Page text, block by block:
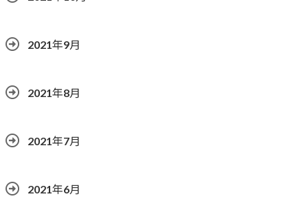
2021年9月
2021年8月
2021年7月
2021年6月